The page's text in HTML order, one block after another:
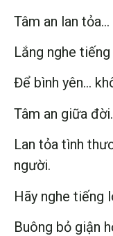
Tâm an lan
Lắng nghe
Để bình yên…
Tâm an giữa
Lan tỏa tình
người.
Hãy nghe tiếng
Buông bỏ giận